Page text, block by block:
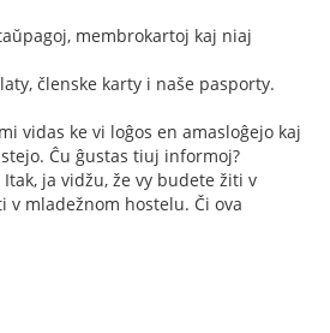
membrokartoj kaj niaj
členske karty i naše pasporty.
vidas ke vi loĝos en amasloĝejo kaj
Ĉu ĝustas tiuj informoj?
ja vidžu, že vy budete žiti v
mladežnom hostelu. Či ova